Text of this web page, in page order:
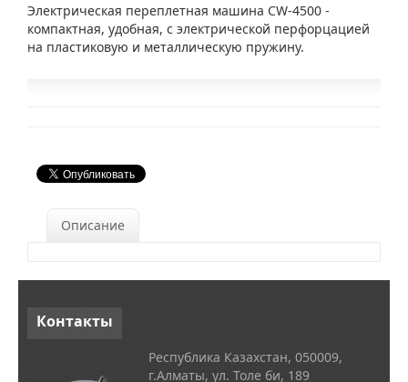
Электрическая переплетная машина CW-4500 -
компактная, удобная, с электрической перфорцацией
на пластиковую и металлическую пружину.
Описание
Контакты
Республика Казахстан, 050009,
г.Алматы, ул. Толе би, 189